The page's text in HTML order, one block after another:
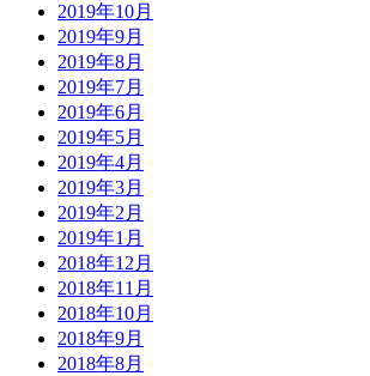
2019年10月
2019年9月
2019年8月
2019年7月
2019年6月
2019年5月
2019年4月
2019年3月
2019年2月
2019年1月
2018年12月
2018年11月
2018年10月
2018年9月
2018年8月